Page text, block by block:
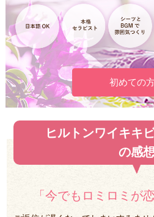
初めての
ヒルトンワイキキ
の感想
「今でもロミロミが